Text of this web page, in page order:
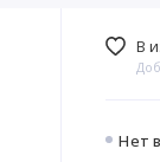
Нет
В